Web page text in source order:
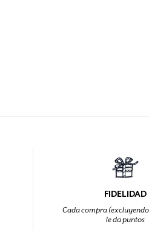
FIDELIDAD
Cada compra
le da puntos